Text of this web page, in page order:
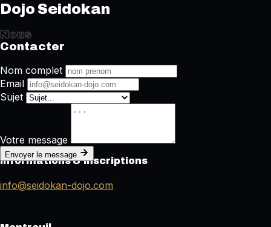
Dojo Seidokan
Nous
Contacter
Nom complet
Email
Sujet
Votre message
Envoyer le message
Informations & Inscriptions
info@seidokan-dojo.com